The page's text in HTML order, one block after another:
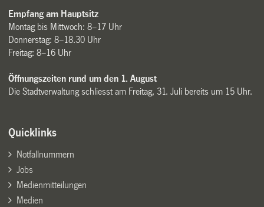
Empfang am Hauptsitz
Montag bis Mittwoch: 8–17 Uhr
Donnerstag: 8–18.30 Uhr
Freitag: 8–16 Uhr
Öffnungszeiten rund um den 1. August
Die Stadtverwaltung schliesst am Freitag, 31. Juli bereits um 15 Uhr.
Quicklinks
Notfallnummern
Jobs
Medienmitteilungen
Medien